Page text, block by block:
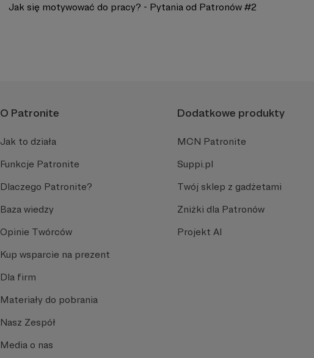
Jak się motywować do pracy? - Pytania od Patronów #2
O Patronite
Jak to działa
Funkcje Patronite
Dlaczego Patronite?
Baza wiedzy
Opinie Twórców
Kup wsparcie na prezent
Dla firm
Materiały do pobrania
Nasz Zespół
Media o nas
Dodatkowe produkty
MCN Patronite
Suppi.pl
Twój sklep z gadżetami
Zniżki dla Patronów
Projekt AI